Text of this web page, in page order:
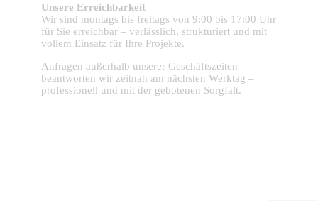
Unsere Erreichbarkeit
Wir sind montags bis freitags von 9:00 bis 17:00 Uhr
für Sie erreichbar – verlässlich, strukturiert und mit
vollem Einsatz für Ihre Projekte.
Anfragen außerhalb unserer Geschäftszeiten
beantworten wir zeitnah am nächsten Werktag –
professionell und mit der gebotenen Sorgfalt.